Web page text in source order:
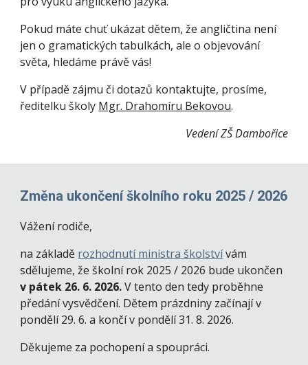
Pokud máte chuť ukázat dětem, že angličtina není
jen o gramatických tabulkách, ale o objevování
světa, hledáme právě vás!
V případě zájmu či dotazů kontaktujte, prosíme,
ředitelku školy Mgr. Drahomíru Bekovou.
Vedení ZŠ Dambořice
Změna ukončení školního roku 2025 / 2026
Vážení rodiče,
na základě rozhodnutí ministra školstvívám
sdělujeme, že školní rok 2025 / 2026 bude ukončen
v pátek 26. 6. 2026.V tento den tedy proběhne
předání vysvědčení. Dětem prázdniny začínají v
pondělí 29. 6. a končí v pondělí 31. 8. 2026.
Děkujeme za pochopení a spoupráci.